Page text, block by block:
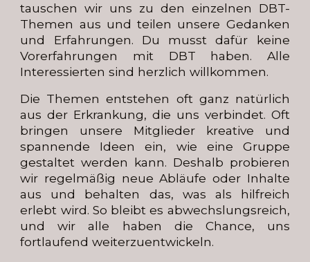
tauschen wir uns zu den einzelnen DBT-
Themen aus und teilen unsere Gedanken
und Erfahrungen. Du musst dafür keine
Vorerfahrungen mit DBT haben. Alle
Interessierten sind herzlich willkommen.
Die Themen entstehen oft ganz natürlich
aus der Erkrankung, die uns verbindet. Oft
bringen unsere Mitglieder kreative und
spannende Ideen ein, wie eine Gruppe
gestaltet werden kann. Deshalb probieren
wir regelmäßig neue Abläufe oder Inhalte
aus und behalten das, was als hilfreich
erlebt wird. So bleibt es abwechslungsreich,
und wir alle haben die Chance, uns
fortlaufend weiterzuentwickeln.